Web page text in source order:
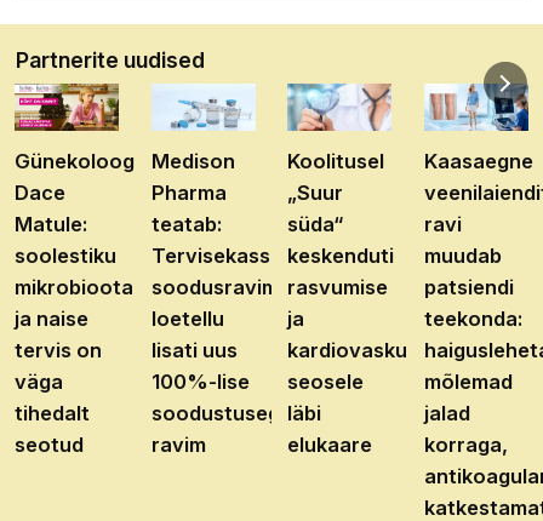
Partnerite uudised
Günekoloog
Dace
Matule:
soolestiku
mikrobioota
ja naise
tervis on
väga
tihedalt
seotud
Medison
Pharma
teatab:
Tervisekassa
soodusravimite
loetellu
lisati uus
100%-lise
soodustusega
ravim
Koolitusel
„Suur
süda“
keskenduti
rasvumise
ja
kardiovaskulaarhaiguste
seosele
läbi
elukaare
Kaasaegne
ravi
muudab
patsiendi
teekonda:
mõlemad
jalad
korraga,